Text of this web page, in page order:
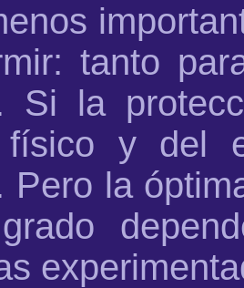
tanto
Si la
físico y del
Pero la